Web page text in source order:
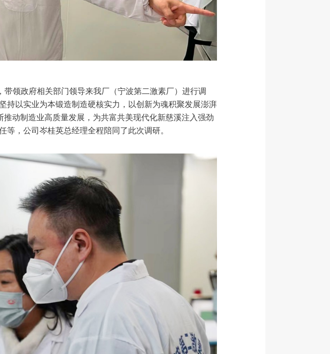
领政府相关部门领导来我厂（宁波第二激素厂）进行调
持以实业为本锻造制造硬核实力，以创新为魂积聚发展澎湃
动制造业高质量发展，为共富共美现代化新慈溪注入强劲
，公司岑桂英总经理全程陪同了此次调研。